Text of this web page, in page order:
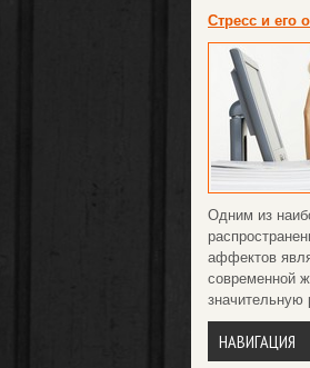
Стресс и его
Одним из
аффектов
современной
значительную
НАВИГАЦИЯ